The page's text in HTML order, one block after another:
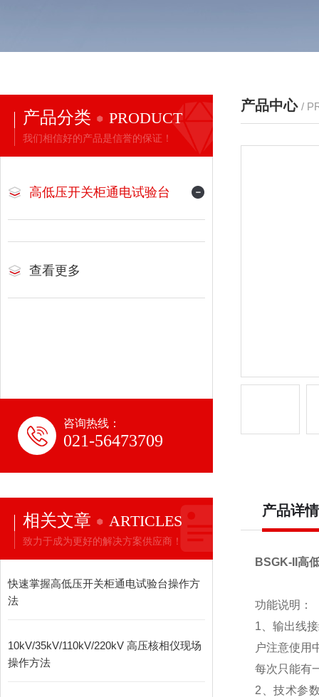
产品分类 PRODUCT
我们相信好的产品是信誉的保证！
高低压开关柜通电试验台
查看更多
咨询热线：
021-56473709
相关文章 ARTICLES
致力于成为更好的解决方案供应商！
快速掌握高低压开关柜通电试验台操作方
法
10kV/35kV/110kV/220kV 高压核相仪现场
操作方法
产品中心 /
产品详情
BSGK-II高
功能说明：
1、输出线
户注意使用
每次只能有
2、技术参